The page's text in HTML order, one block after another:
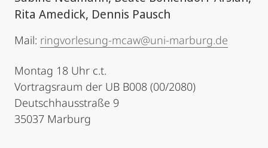
Rita Amedick, Dennis Pausch
Mail: ringvorlesung-mcaw@uni-marburg.de
Montag 18 Uhr c.t.
Vortragsraum der UB B008 (00/2080)
Deutschhausstraße 9
35037 Marburg